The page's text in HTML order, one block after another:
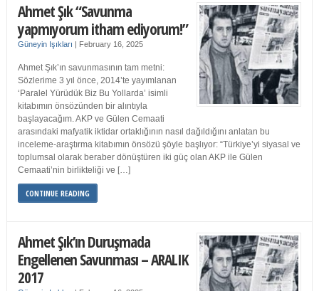
Ahmet Şık “Savunma
yapmıyorum itham ediyorum!”
Güneyin Işıkları | February 16, 2025
Ahmet Şık’ın savunmasının tam metni:
Sözlerime 3 yıl önce, 2014’te yayımlanan
‘Paralel Yürüdük Biz Bu Yollarda’ isimli
kitabımın önsözünden bir alıntıyla
başlayacağım. AKP ve Gülen Cemaati
arasındaki mafyatik iktidar ortaklığının nasıl dağıldığını anlatan bu
inceleme-araştırma kitabımın önsözü şöyle başlıyor: “Türkiye’yi siyasal ve
toplumsal olarak beraber dönüştüren iki güç olan AKP ile Gülen
Cemaati’nin birlikteliği ve […]
CONTINUE READING
Ahmet Şık’ın Duruşmada
Engellenen Savunması – ARALIK
2017